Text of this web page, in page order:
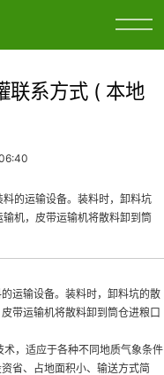
联系方式 ( 本地
的运输设备。装料时，卸料坑
机，皮带运输机将散料卸到筒
运输设备。装料时，卸料坑的散
带运输机将散料卸到筒仓进粮口
，适应于各种不同地质气象条件
省、占地面积小、输送方式简